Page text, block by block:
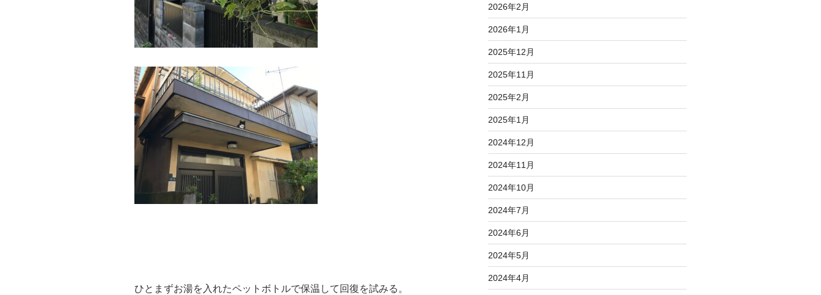
ひとまずお湯を入れたペットボトルで保温して回復を試みる。
2026年2月
2026年1月
2025年12月
2025年11月
2025年2月
2025年1月
2024年12月
2024年11月
2024年10月
2024年7月
2024年6月
2024年5月
2024年4月